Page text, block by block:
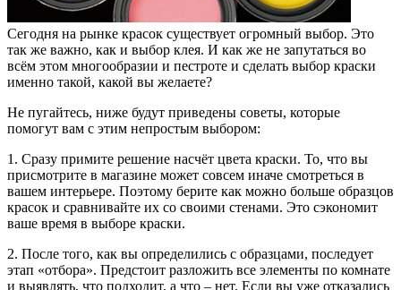
Сегодня на рынке красок существует огромный выбор. Это
так же важно, как и выбор клея. И как же не запутаться во
всём этом многообразии и пестроте и сделать выбор краски
именно такой, какой вы желаете?
Не пугайтесь, ниже будут приведены советы, которые
помогут вам с этим непростым выбором:
1. Сразу примите решение насчёт цвета краски. То, что вы
присмотрите в магазине может совсем иначе смотреться в
вашем интерьере. Поэтому берите как можно больше образцов
красок и сравнивайте их со своими стенами. Это сэкономит
ваше время в выборе краски.
2. После того, как вы определились с образцами, последует
этап «отбора». Предстоит разложить все элементы по комнате
и выявлять, что подходит, а что – нет. Если вы уже отказались